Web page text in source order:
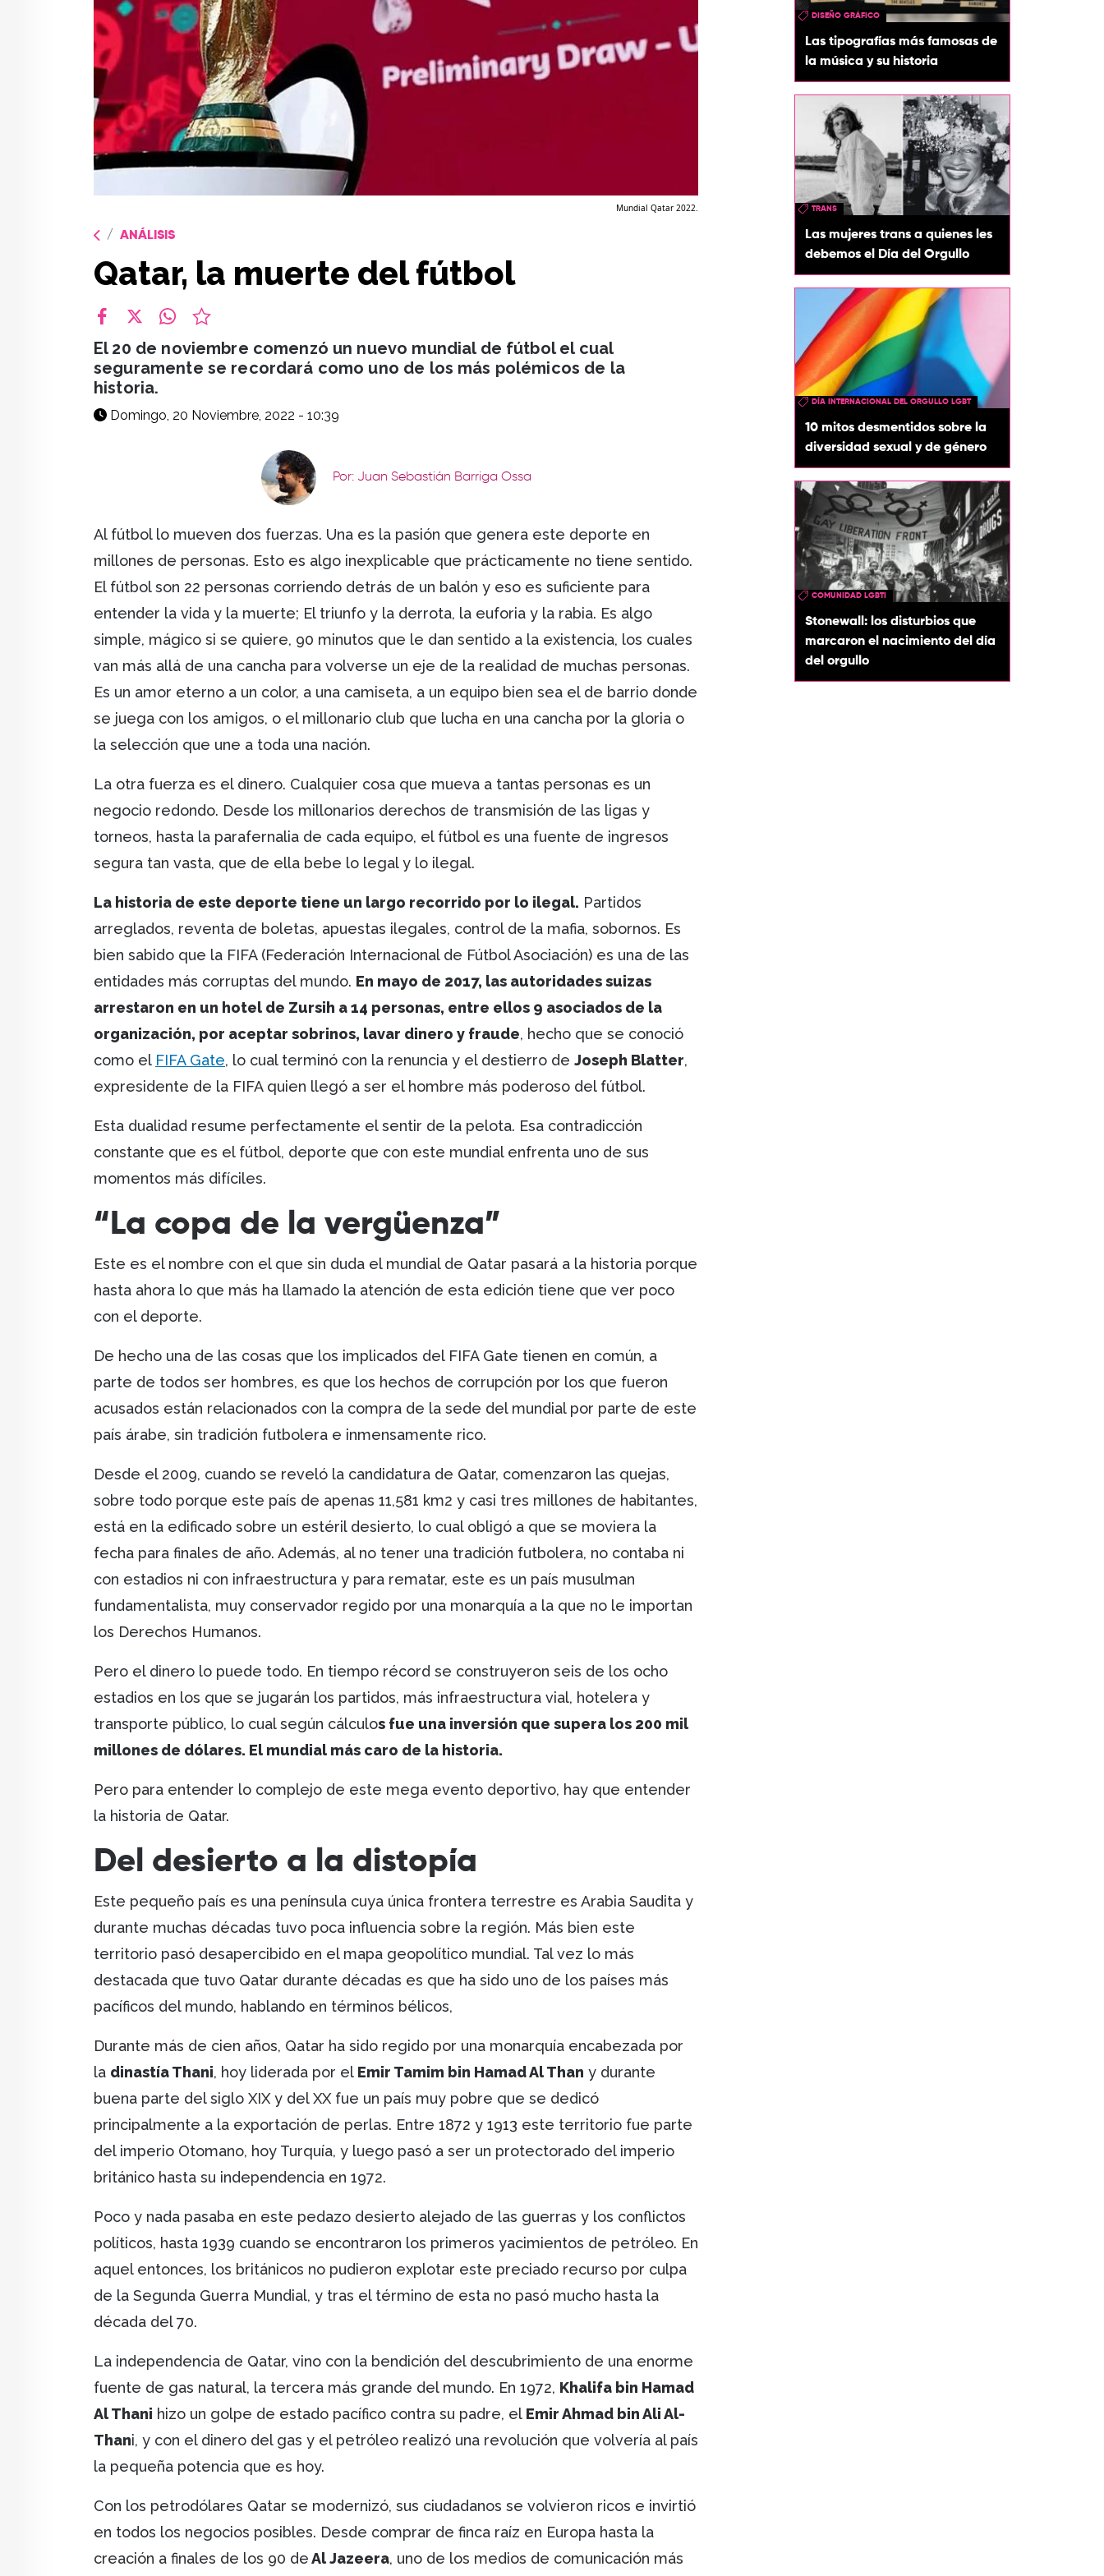
Mundial Qatar 2022.
ANÁLISIS
Qatar, la muerte del fútbol
El 20 de noviembre comenzó un nuevo mundial de fútbol el cual
seguramente se recordará como uno de los más polémicos de la
historia.
Domingo, 20 Noviembre, 2022 - 10:39
Por: Juan Sebastián Barriga Ossa
Al fútbol lo mueven dos fuerzas. Una es la pasión que genera este deporte en
millones de personas. Esto es algo inexplicable que prácticamente no tiene sentido.
El fútbol son 22 personas corriendo detrás de un balón y eso es suficiente para
entender la vida y la muerte; El triunfo y la derrota, la euforia y la rabia. Es algo
simple, mágico si se quiere, 90 minutos que le dan sentido a la existencia, los cuales
van más allá de una cancha para volverse un eje de la realidad de muchas personas.
Es un amor eterno a un color, a una camiseta, a un equipo bien sea el de barrio donde
se juega con los amigos, o el millonario club que lucha en una cancha por la gloria o
la selección que une a toda una nación.
La otra fuerza es el dinero. Cualquier cosa que mueva a tantas personas es un
negocio redondo. Desde los millonarios derechos de transmisión de las ligas y
torneos, hasta la parafernalia de cada equipo, el fútbol es una fuente de ingresos
segura tan vasta, que de ella bebe lo legal y lo ilegal.
La historia de este deporte tiene un largo recorrido por lo ilegal. Partidos
arreglados, reventa de boletas, apuestas ilegales, control de la mafia, sobornos. Es
bien sabido que la FIFA (Federación Internacional de Fútbol Asociación) es una de las
entidades más corruptas del mundo. En mayo de 2017, las autoridades suizas
arrestaron en un hotel de Zursih a 14 personas, entre ellos 9 asociados de la
organización, por aceptar sobrinos, lavar dinero y fraude, hecho que se conoció
como el FIFA Gate, lo cual terminó con la renuncia y el destierro de Joseph Blatter,
expresidente de la FIFA quien llegó a ser el hombre más poderoso del fútbol.
Esta dualidad resume perfectamente el sentir de la pelota. Esa contradicción
constante que es el fútbol, deporte que con este mundial enfrenta uno de sus
momentos más difíciles.
“La copa de la vergüenza”
Este es el nombre con el que sin duda el mundial de Qatar pasará a la historia porque
hasta ahora lo que más ha llamado la atención de esta edición tiene que ver poco
con el deporte.
De hecho una de las cosas que los implicados del FIFA Gate tienen en común, a
parte de todos ser hombres, es que los hechos de corrupción por los que fueron
acusados están relacionados con la compra de la sede del mundial por parte de este
país árabe, sin tradición futbolera e inmensamente rico.
Desde el 2009, cuando se reveló la candidatura de Qatar, comenzaron las quejas,
sobre todo porque este país de apenas 11,581 km2 y casi tres millones de habitantes,
está en la edificado sobre un estéril desierto, lo cual obligó a que se moviera la
fecha para finales de año. Además, al no tener una tradición futbolera, no contaba ni
con estadios ni con infraestructura y para rematar, este es un país musulman
fundamentalista, muy conservador regido por una monarquía a la que no le importan
los Derechos Humanos.
Pero el dinero lo puede todo. En tiempo récord se construyeron seis de los ocho
estadios en los que se jugarán los partidos, más infraestructura vial, hotelera y
transporte público, lo cual según cálculos fue una inversión que supera los 200 mil
millones de dólares. El mundial más caro de la historia.
Pero para entender lo complejo de este mega evento deportivo, hay que entender
la historia de Qatar.
Del desierto a la distopía
Este pequeño país es una península cuya única frontera terrestre es Arabia Saudita y
durante muchas décadas tuvo poca influencia sobre la región. Más bien este
territorio pasó desapercibido en el mapa geopolítico mundial. Tal vez lo más
destacada que tuvo Qatar durante décadas es que ha sido uno de los países más
pacíficos del mundo, hablando en términos bélicos,
Durante más de cien años, Qatar ha sido regido por una monarquía encabezada por
la dinastía Thani, hoy liderada por el Emir Tamim bin Hamad Al Than y durante
buena parte del siglo XIX y del XX fue un país muy pobre que se dedicó
principalmente a la exportación de perlas. Entre 1872 y 1913 este territorio fue parte
del imperio Otomano, hoy Turquía, y luego pasó a ser un protectorado del imperio
británico hasta su independencia en 1972.
Poco y nada pasaba en este pedazo desierto alejado de las guerras y los conflictos
políticos, hasta 1939 cuando se encontraron los primeros yacimientos de petróleo. En
aquel entonces, los británicos no pudieron explotar este preciado recurso por culpa
de la Segunda Guerra Mundial, y tras el término de esta no pasó mucho hasta la
década del 70.
La independencia de Qatar, vino con la bendición del descubrimiento de una enorme
fuente de gas natural, la tercera más grande del mundo. En 1972, Khalifa bin Hamad
Al Thani hizo un golpe de estado pacífico contra su padre, el Emir Ahmad bin Ali Al-
Thani, y con el dinero del gas y el petróleo realizó una revolución que volvería al país
la pequeña potencia que es hoy.
Con los petrodólares Qatar se modernizó, sus ciudadanos se volvieron ricos e invirtió
en todos los negocios posibles. Desde comprar de finca raíz en Europa hasta la
creación a finales de los 90 deAl Jazeera, uno de los medios de comunicación más
DISEÑO GRÁFICO
Las tipografías más famosas de
la música y su historia
TRANS
Las mujeres trans a quienes les
debemos el Día del Orgullo
DÍA INTERNACIONAL DEL ORGULLO LGBT
10 mitos desmentidos sobre la
diversidad sexual y de género
COMUNIDAD LGBTI
Stonewall: los disturbios que
marcaron el nacimiento del día
del orgullo